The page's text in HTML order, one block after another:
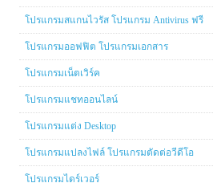
โปรแกรมสแกนไวรัส โปรแกรม Antivirus ฟรี
โปรแกรมออฟฟิต โปรแกรมเอกสาร
โปรแกรมเน็ตเวิร์ค
โปรแกรมแชทออนไลน์
โปรแกรมแต่ง Desktop
โปรแกรมแปลงไฟล์ โปรแกรมตัดต่อวีดีโอ
โปรแกรมไดร์เวอร์